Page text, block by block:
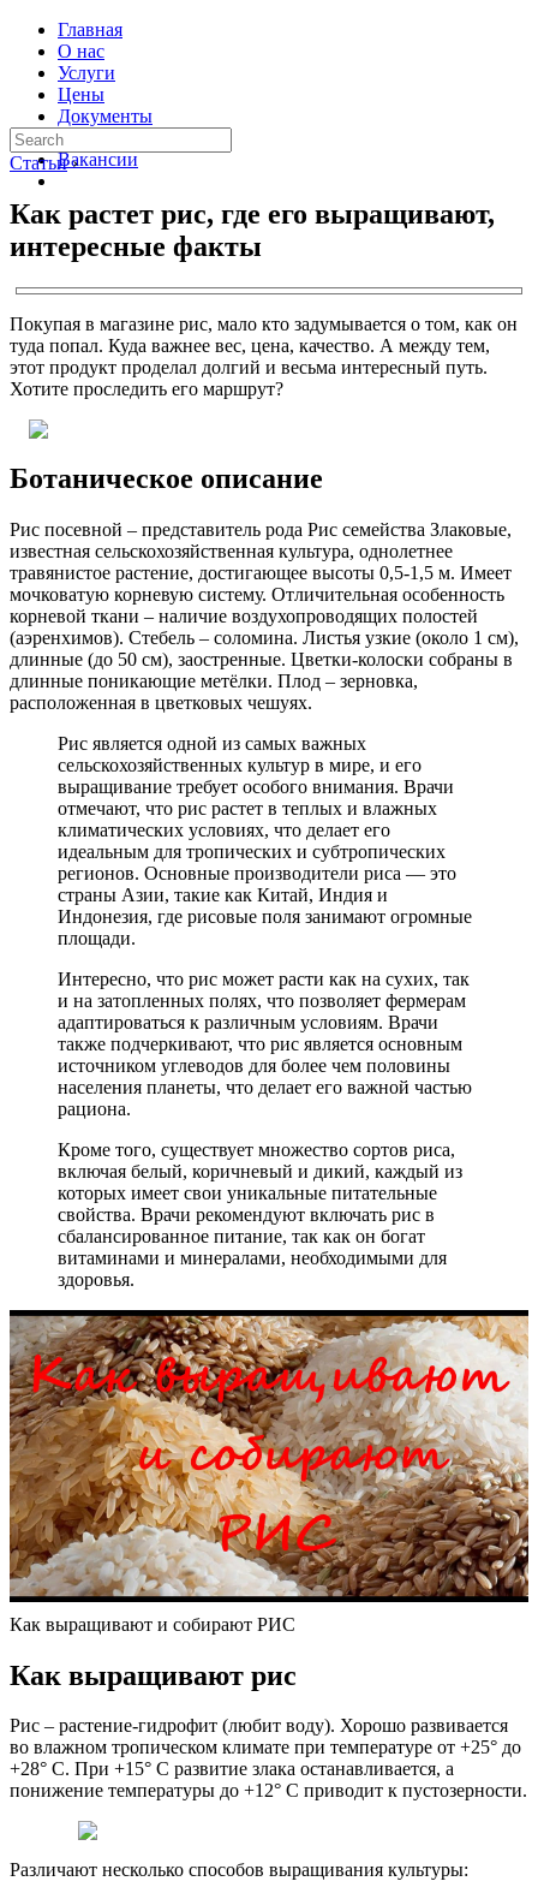
Главная
О нас
Услуги
Цены
Документы
Контакты
Вакансии
Статьи ›
Как растет рис, где его выращивают,
интересные факты
Покупая в магазине рис, мало кто задумывается о том, как он
туда попал. Куда важнее вес, цена, качество. А между тем,
этот продукт проделал долгий и весьма интересный путь.
Хотите проследить его маршрут?
Ботаническое описание
Рис посевной – представитель рода Рис семейства Злаковые,
известная сельскохозяйственная культура, однолетнее
травянистое растение, достигающее высоты 0,5-1,5 м. Имеет
мочковатую корневую систему. Отличительная особенность
корневой ткани – наличие воздухопроводящих полостей
(аэренхимов). Стебель – соломина. Листья узкие (около 1 см),
длинные (до 50 см), заостренные. Цветки-колоски собраны в
длинные поникающие метёлки. Плод – зерновка,
расположенная в цветковых чешуях.
Рис является одной из самых важных
сельскохозяйственных культур в мире, и его
выращивание требует особого внимания. Врачи
отмечают, что рис растет в теплых и влажных
климатических условиях, что делает его
идеальным для тропических и субтропических
регионов. Основные производители риса — это
страны Азии, такие как Китай, Индия и
Индонезия, где рисовые поля занимают огромные
площади.
Интересно, что рис может расти как на сухих, так
и на затопленных полях, что позволяет фермерам
адаптироваться к различным условиям. Врачи
также подчеркивают, что рис является основным
источником углеводов для более чем половины
населения планеты, что делает его важной частью
рациона.
Кроме того, существует множество сортов риса,
включая белый, коричневый и дикий, каждый из
которых имеет свои уникальные питательные
свойства. Врачи рекомендуют включать рис в
сбалансированное питание, так как он богат
витаминами и минералами, необходимыми для
здоровья.
Как выращивают и собирают РИС
Как выращивают рис
Рис – растение-гидрофит (любит воду). Хорошо развивается
во влажном тропическом климате при температуре от +25° до
+28° C. При +15° C развитие злака останавливается, а
понижение температуры до +12° C приводит к пустозерности.
Различают несколько способов выращивания культуры: